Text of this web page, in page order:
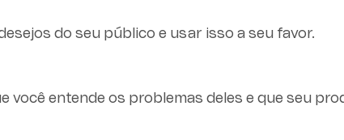
do seu público e usar isso a seu favor.
você entende os problemas deles e que seu